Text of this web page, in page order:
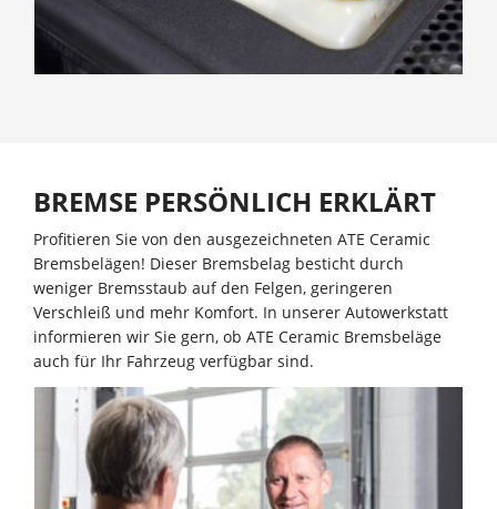
BREMSE PERSÖNLICH ERKLÄRT
Profitieren Sie von den ausgezeichneten ATE Ceramic
Bremsbelägen! Dieser Bremsbelag besticht durch
weniger Bremsstaub auf den Felgen, geringeren
Verschleiß und mehr Komfort. In unserer Autowerkstatt
informieren wir Sie gern, ob ATE Ceramic Bremsbeläge
auch für Ihr Fahrzeug verfügbar sind.